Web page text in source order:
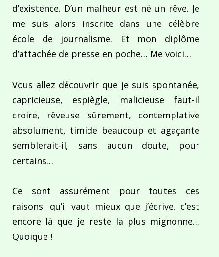
d’existence. D’un malheur est né un rêve. Je
me suis alors inscrite dans une célèbre
école de journalisme. Et mon diplôme
d’attachée de presse en poche… Me voici…
Vous allez découvrir que je suis spontanée,
capricieuse, espiègle, malicieuse faut-il
croire, rêveuse sûrement, contemplative
absolument, timide beaucoup et agaçante
semblerait-il, sans aucun doute, pour
certains…
Ce sont assurément pour toutes ces
raisons, qu’il vaut mieux que j’écrive, c’est
encore là que je reste la plus mignonne…
Quoique !